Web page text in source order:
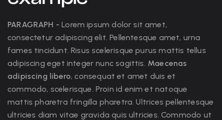
PARAGRAPH - Lorem ipsum dolor sit amet,
consectetur adipiscing elit. Pellentesque amet, urna
fames tincidunt. Risus scelerisque purus mattis tellus
adipiscing eget integer nunc sagittis. Maecenas
adipiscing libero, consequat et amet duis et
commodo, scelerisque. Proin id enim et natoque
mattis pharetra fringilla pharetra. Ultrices pellentesque
ultricies diam vitae gravida quis ultricies. Commodo ut